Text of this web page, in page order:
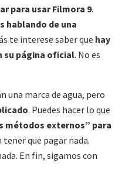
para usar Filmora 9.
hablando de una
te interese saber que hay
su página oficial. No es
una marca de agua, pero
. Puedes hacer lo que
métodos externos” para
tener que pagar nada.
En fin, sigamos con